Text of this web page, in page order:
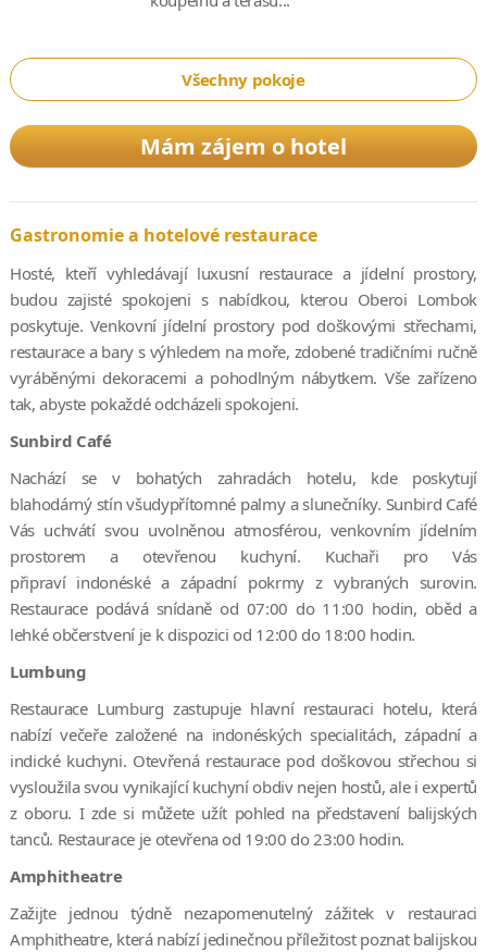
Všechny pokoje
Mám zájem o hotel
Gastronomie a hotelové restaurace
Hosté, kteří vyhledávají luxusní restaurace a jídelní prostory,
budou zajisté spokojeni s nabídkou, kterou Oberoi Lombok
poskytuje. Venkovní jídelní prostory pod doškovými střechami,
restaurace a bary s výhledem na moře, zdobené tradičními ručně
vyráběnými dekoracemi a pohodlným nábytkem. Vše zařízeno
tak, abyste pokaždé odcházeli spokojeni.
Sunbird Café
Nachází se v bohatých zahradách hotelu, kde poskytují
blahodárný stín všudypřítomné palmy a slunečníky. Sunbird Café
Vás uchvátí svou uvolněnou atmosférou, venkovním jídelním
prostorem a otevřenou kuchyní. Kuchaři pro Vás
připraví indonéské a západní pokrmy z vybraných surovin.
Restaurace podává snídaně od 07:00 do 11:00 hodin, oběd a
lehké občerstvení je k dispozici od 12:00 do 18:00 hodin.
Lumbung
Restaurace Lumburg zastupuje hlavní restauraci hotelu, která
nabízí večeře založené na indonéských specialitách, západní a
indické kuchyni. Otevřená restaurace pod doškovou střechou si
vysloužila svou vynikající kuchyní obdiv nejen hostů, ale i expertů
z oboru. I zde si můžete užít pohled na představení balijských
tanců. Restaurace je otevřena od 19:00 do 23:00 hodin.
Amphitheatre
Zažijte jednou týdně nezapomenutelný zážitek v restauraci
Amphitheatre, která nabízí jedinečnou příležitost poznat balijskou